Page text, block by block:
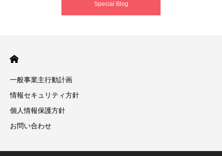
Special Blog
一般事業主行動計画
情報セキュリティ方針
個人情報保護方針
お問い合わせ